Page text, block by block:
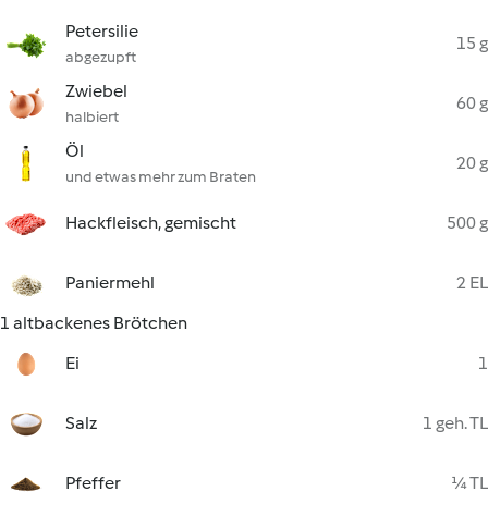
Petersilie
abgezupft
15 g
Zwiebel
halbiert
60 g
Öl
und etwas mehr zum Braten
20 g
Hackfleisch, gemischt 500 g
Paniermehl
2 EL
1 altbackenes Brötchen
Ei
1
Salz 1 geh. TL
Pfeffer ¼ TL